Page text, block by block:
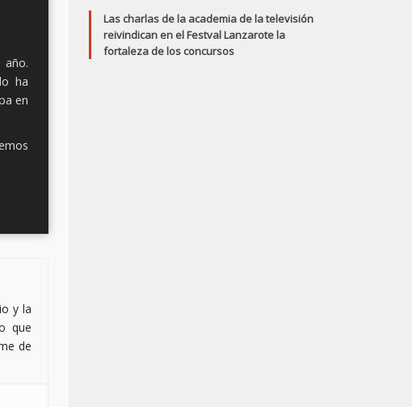
ha
en
y la
que
de
Las charlas de la academia de la televisión
reivindican en el Festval Lanzarote la
fortaleza de los concursos